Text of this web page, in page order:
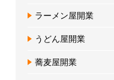
ラーメン屋開業
うどん屋開業
蕎麦屋開業